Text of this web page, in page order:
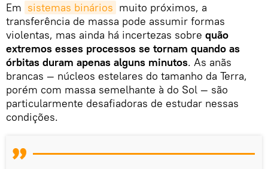
Em sistemas binários muito próximos, a
transferência de massa pode assumir formas
violentas, mas ainda há incertezas sobre quão
extremos esses processos se tornam quando as
órbitas duram apenas alguns minutos. As anãs
brancas — núcleos estelares do tamanho da Terra,
porém com massa semelhante à do Sol — são
particularmente desafiadoras de estudar nessas
condições.